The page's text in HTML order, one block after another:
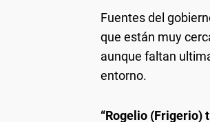
Fuentes del
que están muy
aunque faltan
entorno.
“Rogelio (Frigerio)